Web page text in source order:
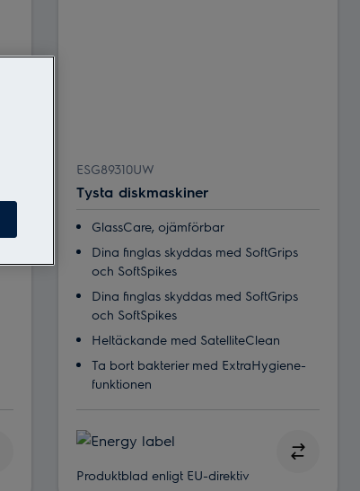
ESG89310UW
Tysta diskmaskiner
GlassCare, ojämförbar
Dina finglas skyddas med SoftGrips
och SoftSpikes
Dina finglas skyddas med SoftGrips
och SoftSpikes
Heltäckande med SatelliteClean
Ta bort bakterier med ExtraHygiene-
funktionen
Produktblad enligt EU-direktiv